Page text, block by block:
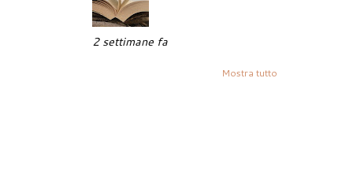
2 settimane fa
Mostra tutto